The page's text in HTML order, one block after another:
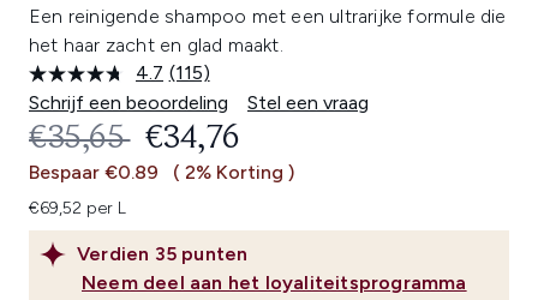
Een reinigende shampoo met een ultrarijke formule die
het haar zacht en glad maakt.
4.7 Lees
115
beoordelingen.
Dezelfde
paginalink.
(115)
Schrijf een beoordeling
Stel een vraag
Verdien 35 punten
Neem deel aan het loyaliteitsprogramma
RECOMMENDED RETAIL PRICE:
€35,65 HUIDIGE PRIJS:
€34,76
Bespaar €0.89 ( 2% Korting )
€69,52 per L